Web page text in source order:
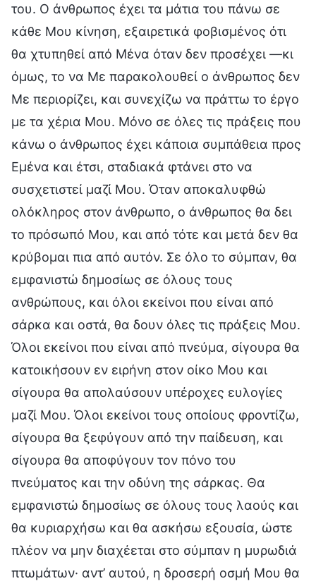
του. Ο άνθρωπος έχει τα μάτια του πάνω σε
κάθε Μου κίνηση, εξαιρετικά φοβισμένος ότι
θα χτυπηθεί από Μένα όταν δεν προσέχει —κι
όμως, το να Με παρακολουθεί ο άνθρωπος δεν
Με περιορίζει, και συνεχίζω να πράττω το έργο
με τα χέρια Μου. Μόνο σε όλες τις πράξεις που
κάνω ο άνθρωπος έχει κάποια συμπάθεια προς
Εμένα και έτσι, σταδιακά φτάνει στο να
συσχετιστεί μαζί Μου. Όταν αποκαλυφθώ
ολόκληρος στον άνθρωπο, ο άνθρωπος θα δει
το πρόσωπό Μου, και από τότε και μετά δεν θα
κρύβομαι πια από αυτόν. Σε όλο το σύμπαν, θα
εμφανιστώ δημοσίως σε όλους τους
ανθρώπους, και όλοι εκείνοι που είναι από
σάρκα και οστά, θα δουν όλες τις πράξεις Μου.
Όλοι εκείνοι που είναι από πνεύμα, σίγουρα θα
κατοικήσουν εν ειρήνη στον οίκο Μου και
σίγουρα θα απολαύσουν υπέροχες ευλογίες
μαζί Μου. Όλοι εκείνοι τους οποίους φροντίζω,
σίγουρα θα ξεφύγουν από την παίδευση, και
σίγουρα θα αποφύγουν τον πόνο του
πνεύματος και την οδύνη της σάρκας. Θα
εμφανιστώ δημοσίως σε όλους τους λαούς και
θα κυριαρχήσω και θα ασκήσω εξουσία, ώστε
πλέον να μην διαχέεται στο σύμπαν η μυρωδιά
πτωμάτων· αντ’ αυτού, η δροσερή οσμή Μου θα